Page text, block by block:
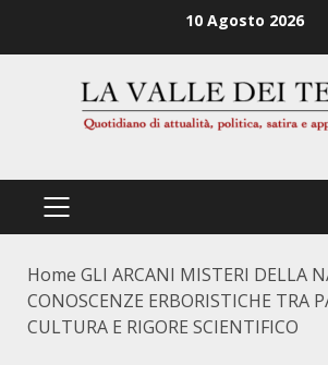
10 Agosto 2026
PRIMÄRES
Home GLI ARCANI MISTERI DELLA
CONOSCENZE ERBORISTICHE TRA
CULTURA E RIGORE SCIENTIFICO